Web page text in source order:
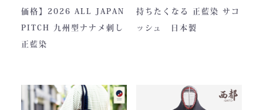
度着けた者にしかわからな
い、“本物”の存在感。ALL
JAPAN PITCHは、全国の
堅牢さ、美しい造形、そし
て驚くほどの機動力。実戦
価格】2026 ALL JAPAN
PITCH 九州型ナナメ刺し
正藍染
素材「正藍染生地」を使用
し、熊本の製作拠点にて一
持ちたくなる 正藍染 サコ
ッシュ 日本製